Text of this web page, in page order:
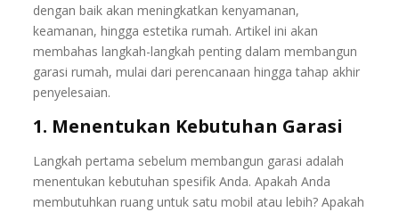
dengan baik akan meningkatkan kenyamanan,
keamanan, hingga estetika rumah. Artikel ini akan
membahas langkah-langkah penting dalam membangun
garasi rumah, mulai dari perencanaan hingga tahap akhir
penyelesaian.
1. Menentukan Kebutuhan Garasi
Langkah pertama sebelum membangun garasi adalah
menentukan kebutuhan spesifik Anda. Apakah Anda
membutuhkan ruang untuk satu mobil atau lebih? Apakah